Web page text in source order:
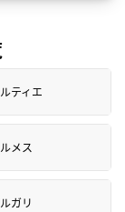
ティエ
メス
ガリ